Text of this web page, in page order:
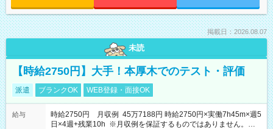
掲載日：2026.08.07
未読
【時給2750円】大手！本厚木でのテスト・評価
派遣 ブランクOK WEB登録・面接OK
給与
時給2750円 月収例 45万7188円 時給2750円×実働7h45m×週5
日×4週+残業10h ※月収例を保証するものではありません。※給